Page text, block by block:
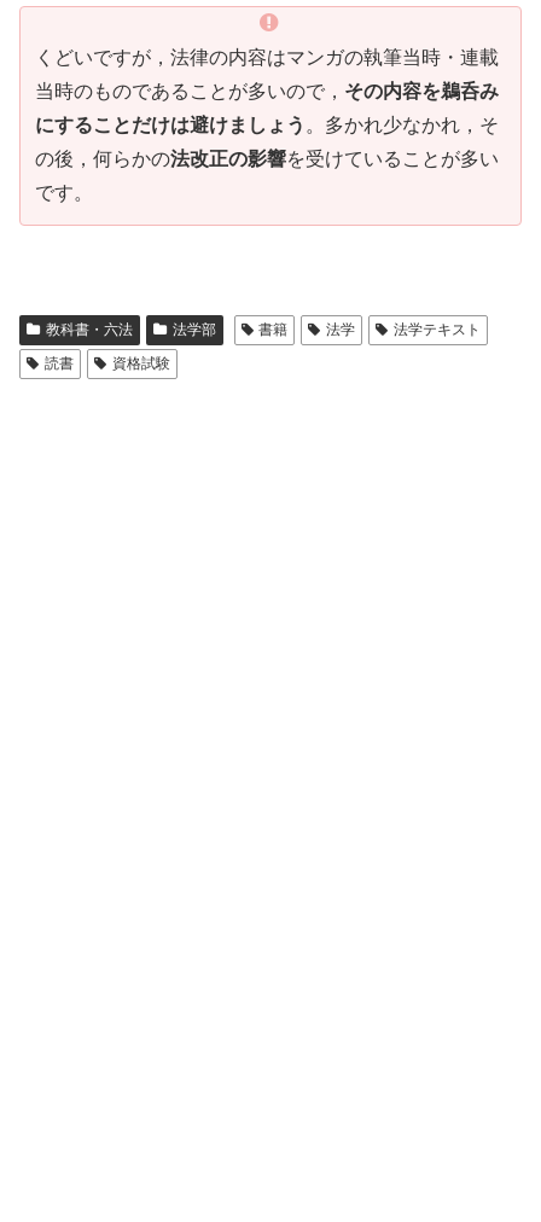
くどいですが，法律の内容はマンガの執筆当時・連載
当時のものであることが多いので， その内容を鵜呑み
にすることだけは避けましょう 。多かれ少なかれ，そ
の後，何らかの法改正の影響を受けていることが多い
です。
教科書・六法 法学部 書籍 法学
法学テキスト
読書
資格試験